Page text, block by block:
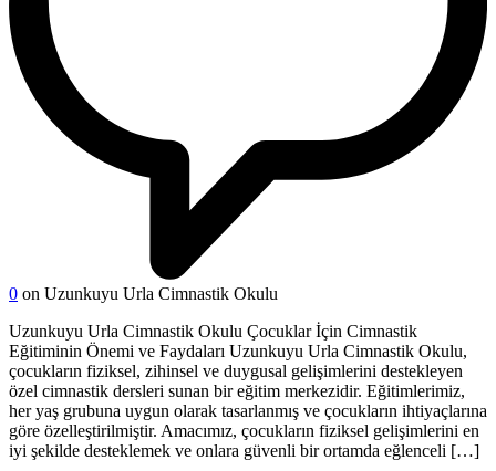
0 on Uzunkuyu Urla Cimnastik Okulu
Uzunkuyu Urla Cimnastik Okulu Çocuklar İçin Cimnastik
Eğitiminin Önemi ve Faydaları Uzunkuyu Urla Cimnastik Okulu,
çocukların fiziksel, zihinsel ve duygusal gelişimlerini destekleyen
özel cimnastik dersleri sunan bir eğitim merkezidir. Eğitimlerimiz,
her yaş grubuna uygun olarak tasarlanmış ve çocukların ihtiyaçlarına
göre özelleştirilmiştir. Amacımız, çocukların fiziksel gelişimlerini en
iyi şekilde desteklemek ve onlara güvenli bir ortamda eğlenceli […]